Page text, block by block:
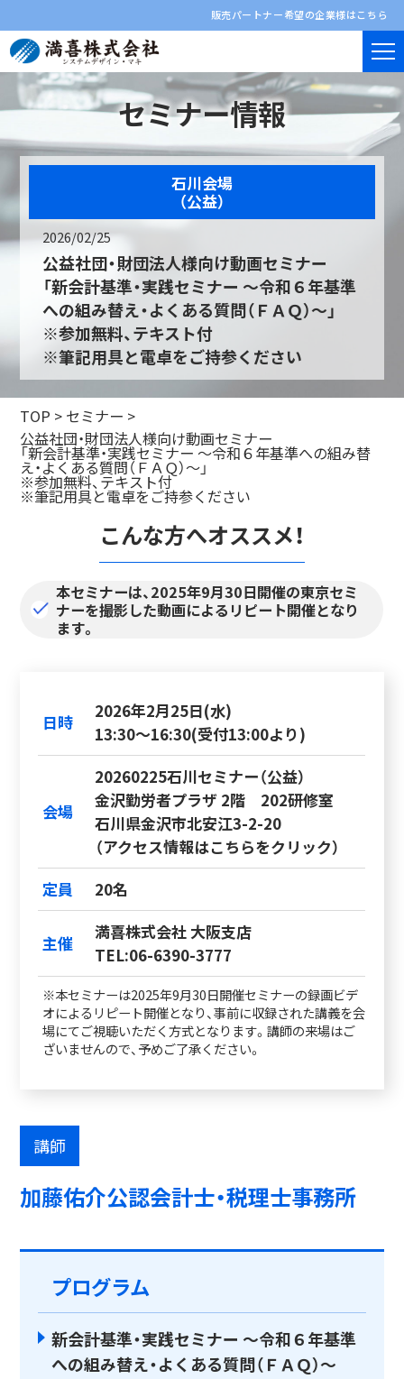
販売パートナー希望の企業様はこちら
セミナー情報
石川会場
（公益）
2026/02/25
公益社団・財団法人様向け動画セミナー
「新会計基準・実践セミナー ～令和６年基準
への組み替え・よくある質問（ＦＡＱ）～」
※参加無料、テキスト付
※筆記用具と電卓をご持参ください
TOP > セミナー >
公益社団・財団法人様向け動画セミナー
「新会計基準・実践セミナー ～令和６年基準への組み替
え・よくある質問（ＦＡＱ）～」
※参加無料、テキスト付
※筆記用具と電卓をご持参ください
こんな方へオススメ！
本セミナーは、2025年9月30日開催の東京セミ
ナーを撮影した動画によるリピート開催となり
ます。
日時
2026年2月25日(水)
13:30～16:30(受付13:00より)
会場
20260225石川セミナー（公益）
金沢勤労者プラザ 2階 202研修室
石川県金沢市北安江3-2-20
（アクセス情報はこちらをクリック）
定員
20名
主催
満喜株式会社 大阪支店
TEL:06-6390-3777
※本セミナーは2025年9月30日開催セミナーの録画ビデ
オによるリピート開催となり、事前に収録された講義を会
場にてご視聴いただく方式となります。講師の来場はご
ざいませんので、予めご了承ください。
講師
加藤佑介公認会計士・税理士事務所
プログラム
新会計基準・実践セミナー ～令和６年基準
への組み替え・よくある質問（ＦＡＱ）～